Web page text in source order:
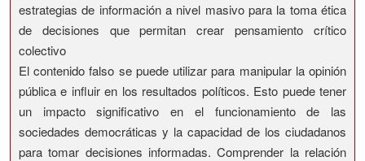
estrategias de información a nivel masivo para la toma ética
de decisiones que permitan crear pensamiento crítico
colectivo
El contenido falso se puede utilizar para manipular la opinión
pública e influir en los resultados políticos. Esto puede tener
un impacto significativo en el funcionamiento de las
sociedades democráticas y la capacidad de los ciudadanos
para tomar decisiones informadas. Comprender la relación